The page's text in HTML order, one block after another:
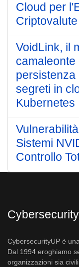
Cloud per
Criptovalute
VoidLink, il
camaleonte
persistenza
segreti in
Kubernetes
Sistemi
Controllo
CybersecurityUP è
Dal 1994 eroghiamo
organizzazioni sia